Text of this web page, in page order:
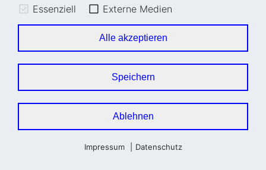
Essenziell Externe Medien
Alle akzeptieren
Speichern
Ablehnen
Impressum Datenschutz
Zukunft, wo immer möglich, das KERN
Designsystem.
Design & User Research